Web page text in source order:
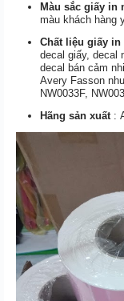
Màu sắc giấy in
màu khách hàng
Chất liệu giấy in
decal giấy, decal
decal bán cảm
Avery Fasson
NW0033F,
Hãng sản xuất: